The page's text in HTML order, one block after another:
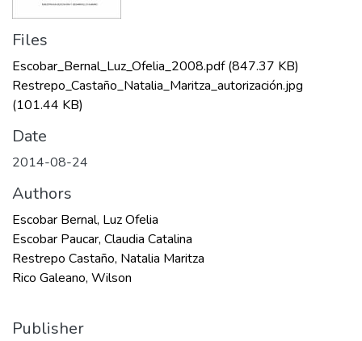
Files
Escobar_Bernal_Luz_Ofelia_2008.pdf(847.37 KB)
Restrepo_Castaño_Natalia_Maritza_autorización.jpg
(101.44 KB)
Date
2014-08-24
Authors
Escobar Bernal, Luz Ofelia
Escobar Paucar, Claudia Catalina
Restrepo Castaño, Natalia Maritza
Rico Galeano, Wilson
Publisher